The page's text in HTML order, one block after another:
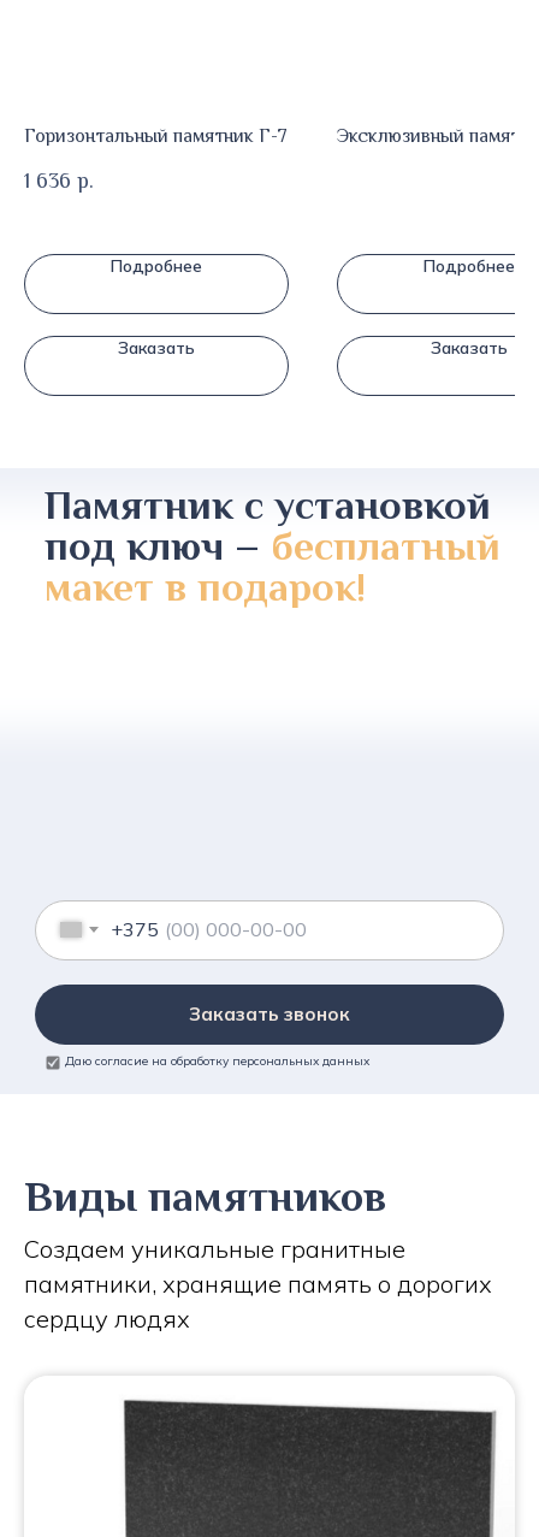
Горизонтальный памятник Г-7
1 636 р.
Подробнее
Заказать
Эксклюзивный
Подробнее
Заказать
Памятник с установкой
под ключ – бесплатный
макет в подарок!
+375
Заказать звонок
Даю согласие на обработку персональных данных
Виды памятников
Создаем уникальные гранитные
памятники, хранящие память о дорогих
сердцу людях